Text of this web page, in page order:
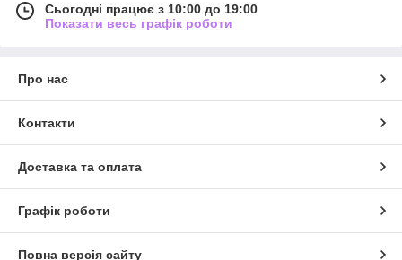
Сьогодні працює з 10:00 до 19:00
Показати весь графік роботи
Про нас
Контакти
Доставка та оплата
Графік роботи
Повна версія сайту